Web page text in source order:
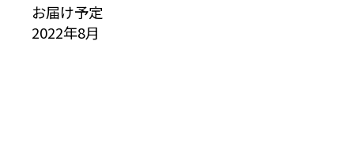
お届け予定
2022年8月